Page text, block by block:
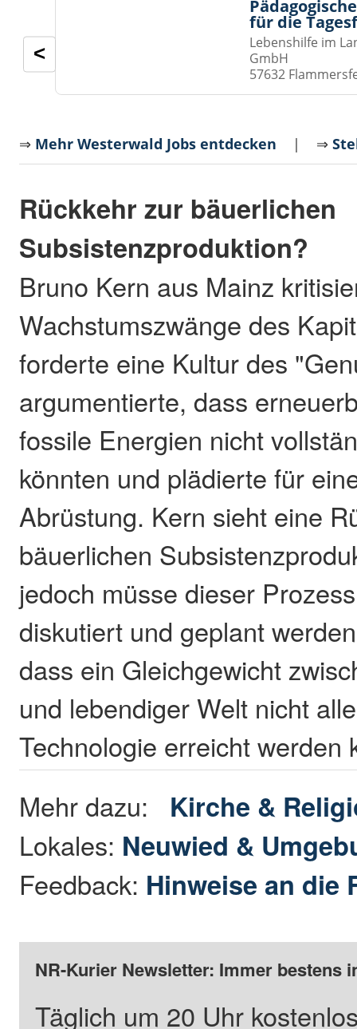
für die
Lebenshilfe im
GmbH
57632
<
⇒ Mehr Westerwald Jobs entdecken | ⇒
Rückkehr zur bäuerlichen
Subsistenzproduktion?
Bruno Kern aus Mainz
Wachstumszwänge des
forderte eine Kultur des
argumentierte, dass
fossile Energien nicht
könnten und plädierte für
Abrüstung. Kern sieht eine
bäuerlichen
jedoch müsse dieser
diskutiert und geplant
dass ein Gleichgewicht
und lebendiger Welt nicht
Technologie erreicht werden
Mehr dazu: Kirche &
Lokales: Neuwied &
Feedback: Hinweise an die
NR-Kurier Newsletter: Immer bestens
Täglich um 20 Uhr